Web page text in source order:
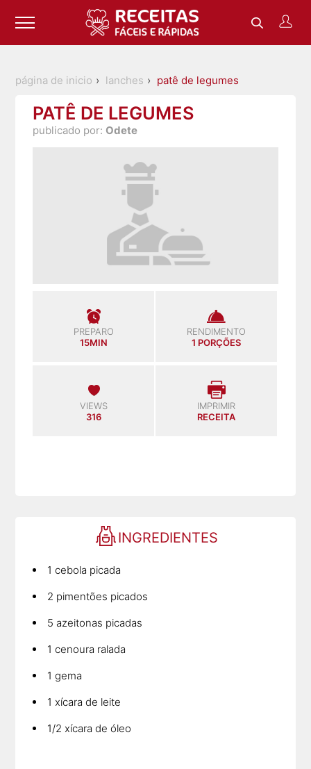
página de inicio lanches patê de legumes
PATÊ DE LEGUMES
publicado por: Odete
PREPARO
15MIN
RENDIMENTO
1 PORÇÕES
VIEWS
316
IMPRIMIR
RECEITA
INGREDIENTES
1 cebola picada
2 pimentões picados
5 azeitonas picadas
1 cenoura ralada
1 gema
1 xícara de leite
1/2 xícara de óleo